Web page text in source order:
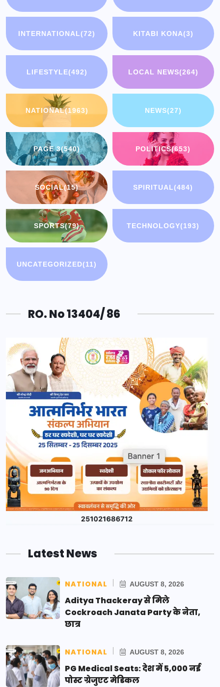
INTERNATIONAL(72) KITABI KONA(3)
LIFESTYLE(492) LOCAL NEWS(264)
NATIONAL(1963) NEWS(27)
PAGE 3(540) POLITICS(653)
SOCIAL(15) SPIRITUAL(484)
SPORTS(79) TECHNOLOGY(193)
UNCATEGORIZED(11)
RO. No 13404/ 86
Latest News
NATIONAL AUGUST 8, 2026
Aditya Thackeray से मिले
Cockroach Janata Party के नेता,
छात्र
NATIONAL AUGUST 8, 2026
PG Medical Seats: देश में 5,000 नई
पोस्ट ग्रेजुएट मेडिकल